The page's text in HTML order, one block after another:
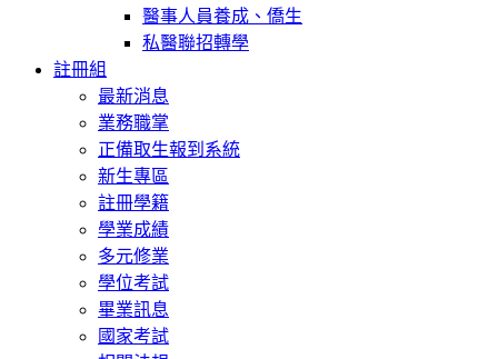
醫事人員養成、僑生
私醫聯招轉學
註冊組
最新消息
業務職掌
正備取生報到系統
新生專區
註冊學籍
學業成績
多元修業
學位考試
畢業訊息
國家考試